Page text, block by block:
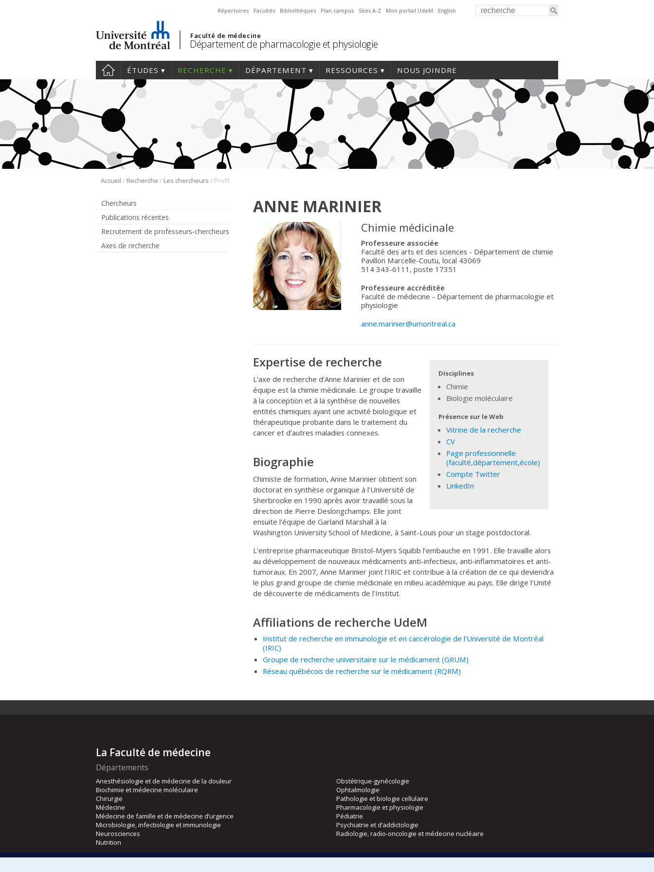
Répertoires Facultés Bibliothèques Plan campus Sites A-Z Mon portail UdeM English
Faculté de médecine
Département de pharmacologie et physiologie
ÉTUDES RECHERCHE DÉPARTEMENT RESSOURCES NOUS JOINDRE
Accueil / Recherche / Les chercheurs / Profil
Chercheurs
Publications récentes
Recrutement de professeurs-chercheurs
Axes de recherche
ANNE MARINIER
Chimie médicinale
Professeure associée
Faculté des arts et des sciences - Département de chimie
Pavillon Marcelle-Coutu, local 43069
514 343-6111, poste 17351
Professeure accréditée
Faculté de médecine - Département de pharmacologie et
physiologie
anne.marinier@umontreal.ca
Disciplines
Chimie
Biologie moléculaire
Présence sur le Web
Vitrine de la recherche
CV
Page professionnelle
(faculté,département,école)
Compte Twitter
LinkedIn
Expertise de recherche
L’axe de recherche d’Anne Marinier et de son
équipe est la chimie médicinale. Le groupe travaille
à la conception et à la synthèse de nouvelles
entités chimiques ayant une activité biologique et
thérapeutique probante dans le traitement du
cancer et d’autres maladies connexes.
Biographie
Chimiste de formation, Anne Marinier obtient son
doctorat en synthèse organique à l’Université de
Sherbrooke en 1990 après avoir travaillé sous la
direction de Pierre Deslongchamps. Elle joint
ensuite l’équipe de Garland Marshall à la
Washington University School of Medicine, à Saint-Louis pour un stage postdoctoral.
L’entreprise pharmaceutique Bristol-Myers Squibb l’embauche en 1991. Elle travaille alors
au développement de nouveaux médicaments anti-infectieux, anti-inflammatoires et anti-
tumoraux. En 2007, Anne Marinier joint l’IRIC et contribue à la création de ce qui deviendra
le plus grand groupe de chimie médicinale en milieu académique au pays. Elle dirige l’Unité
de découverte de médicaments de l’Institut.
Affiliations de recherche UdeM
Institut de recherche en immunologie et en cancérologie de l’Université de Montréal
(IRIC)
Groupe de recherche universitaire sur le médicament (GRUM)
Réseau québécois de recherche sur le médicament (RQRM)
La Faculté de médecine
Départements
Anesthésiologie et de médecine de la douleur
Biochimie et médecine moléculaire
Chirurgie
Médecine
Médecine de famille et de médecine d’urgence
Microbiologie, infectiologie et immunologie
Neurosciences
Nutrition
Obstétrique-gynécologie
Ophtalmologie
Pathologie et biologie cellulaire
Pharmacologie et physiologie
Pédiatrie
Psychiatrie et d’addictologie
Radiologie, radio-oncologie et médecine nucléaire